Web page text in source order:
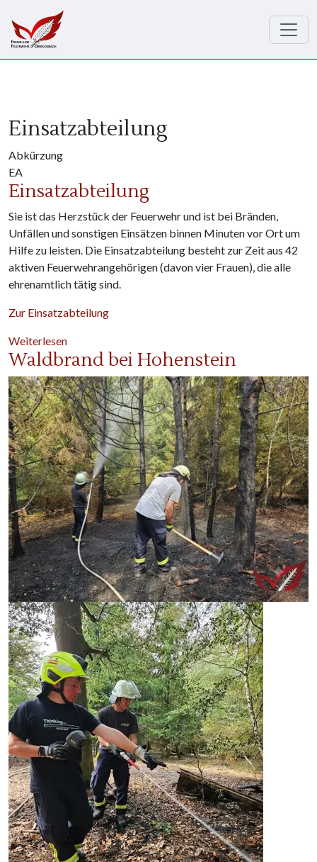
Einsatzabteilung
Abkürzung
EA
Einsatzabteilung
Sie ist das Herzstück der Feuerwehr und ist bei Bränden,
Unfällen und sonstigen Einsätzen binnen Minuten vor Ort um
Hilfe zu leisten. Die Einsatzabteilung besteht zur Zeit aus 42
aktiven Feuerwehrangehörigen (davon vier Frauen), die alle
ehrenamtlich tätig sind.
Zur Einsatzabteilung
Weiterlesenüber Einsatzabteilung
Waldbrand bei Hohenstein
Image
Image